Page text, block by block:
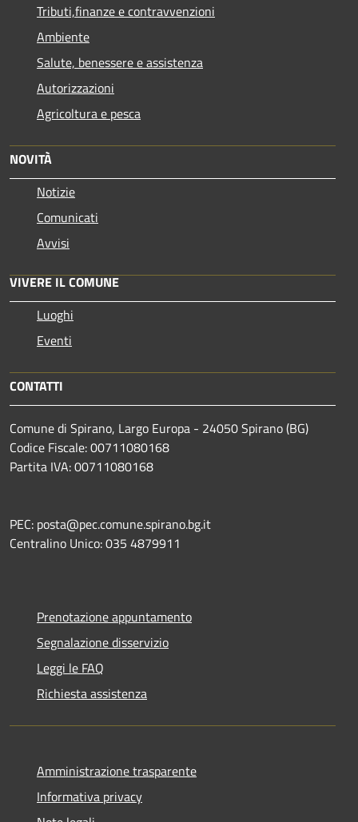
Tributi,finanze e contravvenzioni
Ambiente
Salute, benessere e assistenza
Autorizzazioni
Agricoltura e pesca
NOVITÀ
Notizie
Comunicati
Avvisi
VIVERE IL COMUNE
Luoghi
Eventi
CONTATTI
Comune di Spirano, Largo Europa - 24050 Spirano (BG)
Codice Fiscale: 00711080168
Partita IVA: 00711080168
PEC: posta@pec.comune.spirano.bg.it
Centralino Unico: 035 4879911
Prenotazione appuntamento
Segnalazione disservizio
Leggi le FAQ
Richiesta assistenza
Amministrazione trasparente
Informativa privacy